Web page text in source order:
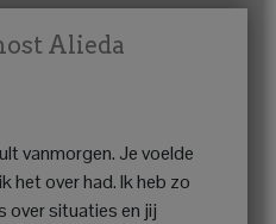
Alieda
vanmorgen. Je voelde
het over had. Ik heb zo
over situaties en jij